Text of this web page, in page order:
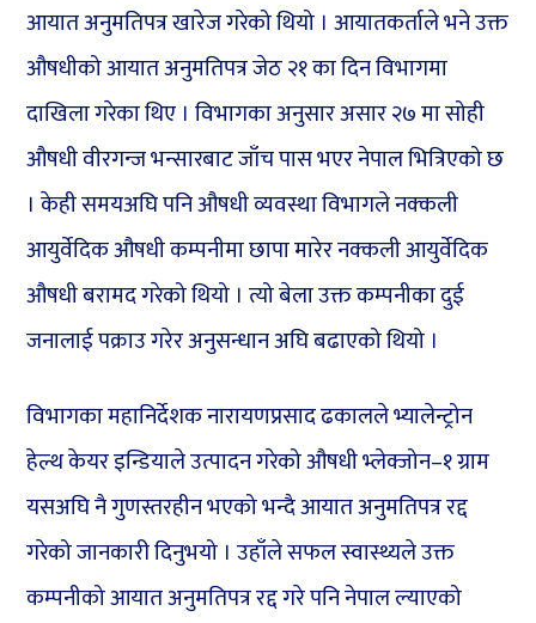
आयात अनुमतिपत्र खारेज गरेको थियो । आयातकर्ताले भने उक्त
औषधीको आयात अनुमतिपत्र जेठ २१ का दिन विभागमा
दाखिला गरेका थिए । विभागका अनुसार असार २७ मा सोही
औषधी वीरगन्ज भन्सारबाट जाँच पास भएर नेपाल भित्रिएको छ
। केही समयअघि पनि औषधी व्यवस्था विभागले नक्कली
आयुर्वेदिक औषधी कम्पनीमा छापा मारेर नक्कली आयुर्वेदिक
औषधी बरामद गरेको थियो । त्यो बेला उक्त कम्पनीका दुई
जनालाई पक्राउ गरेर अनुसन्धान अघि बढाएको थियो ।
विभागका महानिर्देशक नारायणप्रसाद ढकालले भ्यालेन्ट्रोन
हेल्थ केयर इन्डियाले उत्पादन गरेको औषधी भ्लेक्जोन–१ ग्राम
यसअघि नै गुणस्तरहीन भएको भन्दै आयात अनुमतिपत्र रद्द
गरेको जानकारी दिनुभयो । उहाँले सफल स्वास्थ्यले उक्त
कम्पनीको आयात अनुमतिपत्र रद्द गरे पनि नेपाल ल्याएको